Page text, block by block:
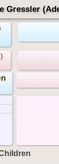
Gressler